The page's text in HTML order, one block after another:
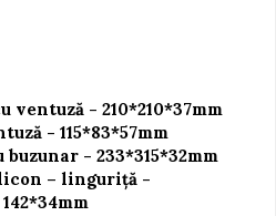
- 210*210*37mm
- 115*83*57mm
- 233*315*32mm
– linguriță -